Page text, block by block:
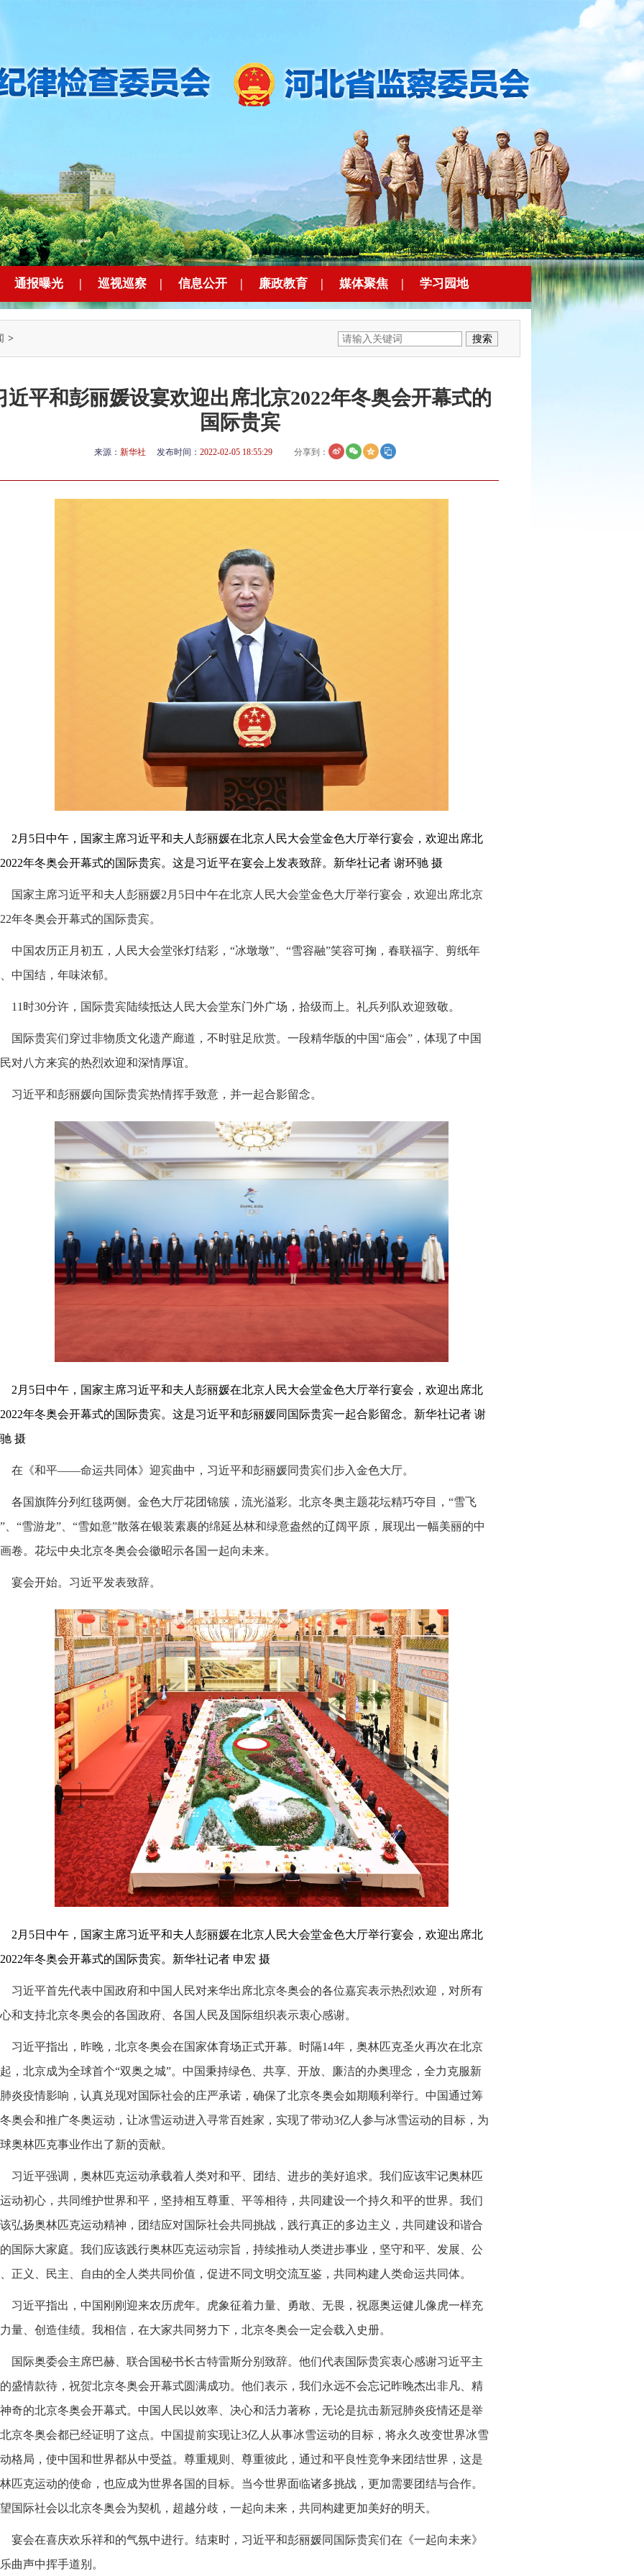
通报曝光 | 巡视巡察 | 信息公开 | 廉政教育 | 媒体聚焦 | 学习园地
>
近平和彭丽媛设宴欢迎出席北京2022年冬奥会开幕式的
国际贵宾
来源： 新华社 发布时间： 2022-02-05 18:55:29 分享到：
2月5日中午，国家主席习近平和夫人彭丽媛在北京人民大会堂金色大厅举行宴会，欢迎出席北
年冬奥会开幕式的国际贵宾。这是习近平在宴会上发表致辞。新华社记者 谢环驰 摄
国家主席习近平和夫人彭丽媛2月5日中午在北京人民大会堂金色大厅举行宴会，欢迎出席北京
年冬奥会开幕式的国际贵宾。
中国农历正月初五，人民大会堂张灯结彩，“冰墩墩”、“雪容融”笑容可掬，春联福字、剪纸年
中国结，年味浓郁。
11时30分许，国际贵宾陆续抵达人民大会堂东门外广场，拾级而上。礼兵列队欢迎致敬。
国际贵宾们穿过非物质文化遗产廊道，不时驻足欣赏。一段精华版的中国“庙会”，体现了中国
对八方来宾的热烈欢迎和深情厚谊。
习近平和彭丽媛向国际贵宾热情挥手致意，并一起合影留念。
2月5日中午，国家主席习近平和夫人彭丽媛在北京人民大会堂金色大厅举行宴会，欢迎出席北
年冬奥会开幕式的国际贵宾。这是习近平和彭丽媛同国际贵宾一起合影留念。新华社记者 谢
摄
在《和平——命运共同体》迎宾曲中，习近平和彭丽媛同贵宾们步入金色大厅。
各国旗阵分列红毯两侧。金色大厅花团锦簇，流光溢彩。北京冬奥主题花坛精巧夺目，“雪飞
、“雪游龙”、“雪如意”散落在银装素裹的绵延丛林和绿意盎然的辽阔平原，展现出一幅美丽的中
卷。花坛中央北京冬奥会会徽昭示各国一起向未来。
宴会开始。习近平发表致辞。
2月5日中午，国家主席习近平和夫人彭丽媛在北京人民大会堂金色大厅举行宴会，欢迎出席北
年冬奥会开幕式的国际贵宾。新华社记者 申宏 摄
习近平首先代表中国政府和中国人民对来华出席北京冬奥会的各位嘉宾表示热烈欢迎，对所有
和支持北京冬奥会的各国政府、各国人民及国际组织表示衷心感谢。
习近平指出，昨晚，北京冬奥会在国家体育场正式开幕。时隔14年，奥林匹克圣火再次在北京
，北京成为全球首个“双奥之城”。中国秉持绿色、共享、开放、廉洁的办奥理念，全力克服新
炎疫情影响，认真兑现对国际社会的庄严承诺，确保了北京冬奥会如期顺利举行。中国通过筹
奥会和推广冬奥运动，让冰雪运动进入寻常百姓家，实现了带动3亿人参与冰雪运动的目标，为
奥林匹克事业作出了新的贡献。
习近平强调，奥林匹克运动承载着人类对和平、团结、进步的美好追求。我们应该牢记奥林匹
动初心，共同维护世界和平，坚持相互尊重、平等相待，共同建设一个持久和平的世界。我们
弘扬奥林匹克运动精神，团结应对国际社会共同挑战，践行真正的多边主义，共同建设和谐合
国际大家庭。我们应该践行奥林匹克运动宗旨，持续推动人类进步事业，坚守和平、发展、公
正义、民主、自由的全人类共同价值，促进不同文明交流互鉴，共同构建人类命运共同体。
习近平指出，中国刚刚迎来农历虎年。虎象征着力量、勇敢、无畏，祝愿奥运健儿像虎一样充
量、创造佳绩。我相信，在大家共同努力下，北京冬奥会一定会载入史册。
国际奥委会主席巴赫、联合国秘书长古特雷斯分别致辞。他们代表国际贵宾衷心感谢习近平主
盛情款待，祝贺北京冬奥会开幕式圆满成功。他们表示，我们永远不会忘记昨晚杰出非凡、精
奇的北京冬奥会开幕式。中国人民以效率、决心和活力著称，无论是抗击新冠肺炎疫情还是举
京冬奥会都已经证明了这点。中国提前实现让3亿人从事冰雪运动的目标，将永久改变世界冰雪
格局，使中国和世界都从中受益。尊重规则、尊重彼此，通过和平良性竞争来团结世界，这是
匹克运动的使命，也应成为世界各国的目标。当今世界面临诸多挑战，更加需要团结与合作。
国际社会以北京冬奥会为契机，超越分歧，一起向未来，共同构建更加美好的明天。
宴会在喜庆欢乐祥和的气氛中进行。结束时，习近平和彭丽媛同国际贵宾们在《一起向未来》
曲声中挥手道别。